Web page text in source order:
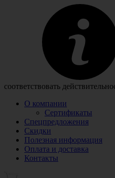
соответствовать
О компании
Сертификаты
Спецпредложения
Скидки
Полезная информация
Оплата и доставка
Контакты